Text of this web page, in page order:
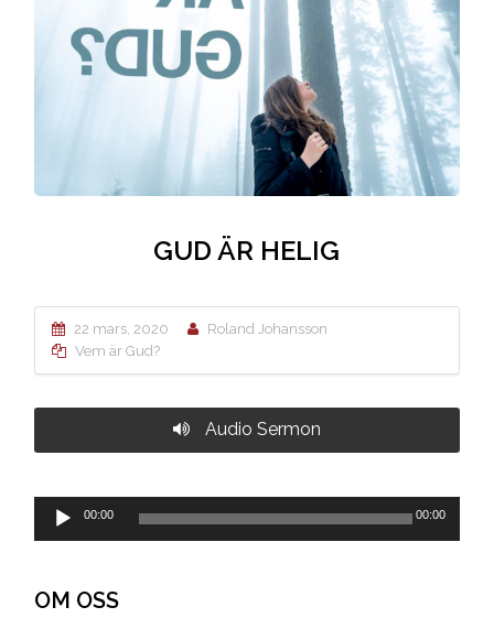
GUD ÄR HELIG
22 mars, 2020
Roland Johansson
Vem är Gud?
Audio Sermon
Ljudspelare
00:00 00:00
OM OSS